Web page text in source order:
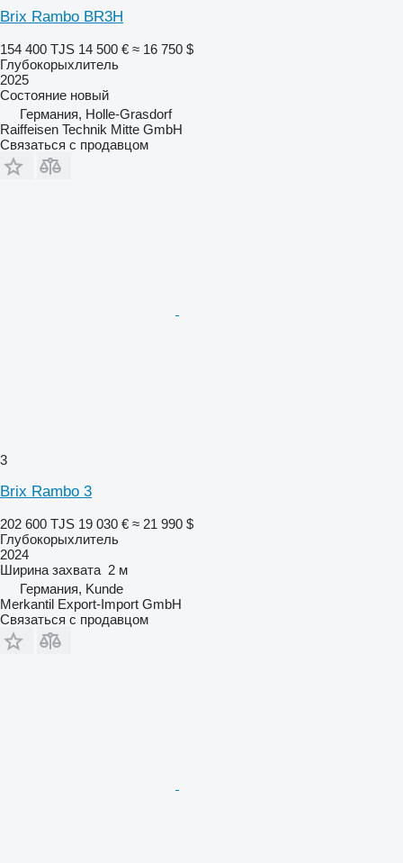
Brix Rambo BR3H
154 400 TJS 14 500 € ≈ 16 750 $
Глубокорыхлитель
2025
Состояние новый
Германия, Holle-Grasdorf
Raiffeisen Technik Mitte GmbH
Связаться с продавцом
3
Brix Rambo 3
202 600 TJS 19 030 € ≈ 21 990 $
Глубокорыхлитель
2024
Ширина захвата 2 м
Германия, Kunde
Merkantil Export-Import GmbH
Связаться с продавцом